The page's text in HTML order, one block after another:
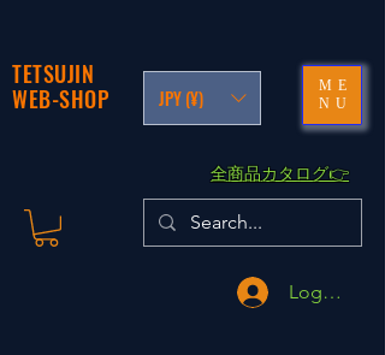
TETSUJIN
WEB-SHOP
JPY (¥)
ME
NU
​全商品カタログ👉
Logga in